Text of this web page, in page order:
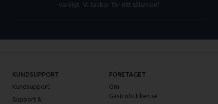
vanligt. Vi tackar för ditt tålamod!
KUNDSUPPORT
Kundsupport
Support &
FÖRETAGET
Om
Gastrobutiken.se